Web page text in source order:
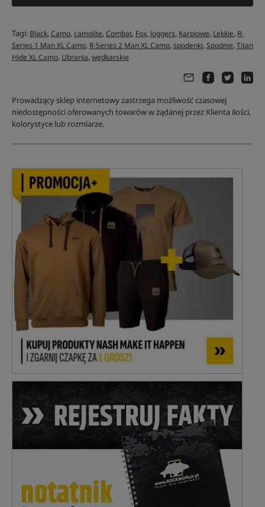
Tagi: Black,Camo,camolite,Combat, Fox, Joggers, Karpiowe, Lekkie, R-
Series 1 Man XL Camo, R-Series 2 Man XL Camo,spodenki,Spodnie,Titan
Hide XL Camo, Ubrania,wędkarskie
Prowadzący sklep internetowy zastrzega możliwość czasowej
niedostępności oferowanych towarów w żądanej przez Klienta ilości,
kolorystyce lub rozmiarze.